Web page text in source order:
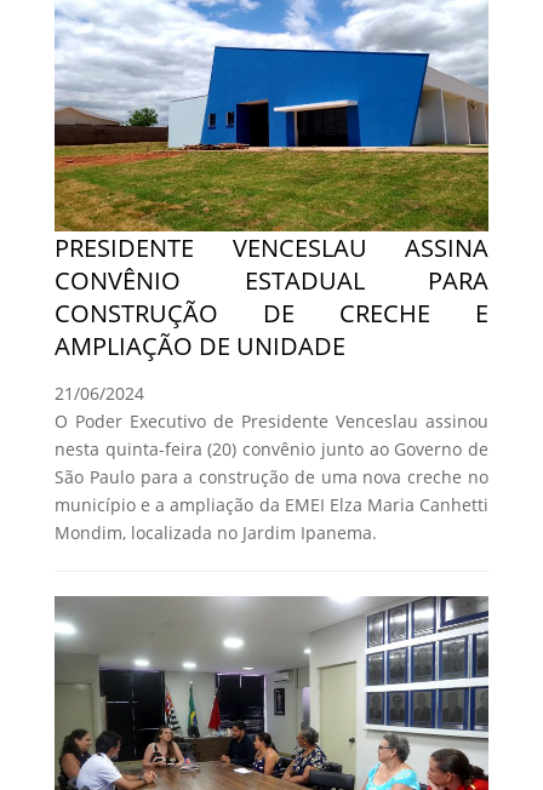
PRESIDENTE VENCESLAU ASSINA
CONVÊNIO ESTADUAL PARA
CONSTRUÇÃO DE CRECHE E
AMPLIAÇÃO DE UNIDADE
21/06/2024
O Poder Executivo de Presidente Venceslau assinou
nesta quinta-feira (20) convênio junto ao Governo de
São Paulo para a construção de uma nova creche no
município e a ampliação da EMEI Elza Maria Canhetti
Mondim, localizada no Jardim Ipanema.